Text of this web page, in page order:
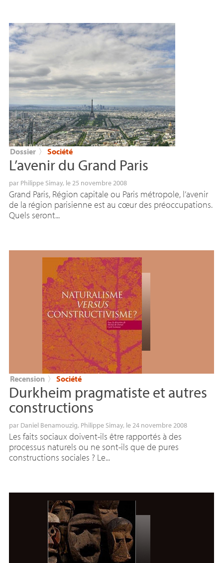
Dossier 〉 Société
L’avenir du Grand Paris
par Philippe Simay, le 25 novembre 2008
Grand Paris, Région capitale ou Paris métropole, l’avenir
de la région parisienne est au cœur des préoccupations.
Quels seront...
Recension 〉 Société
Durkheim pragmatiste et autres
constructions
par Daniel Benamouzig, Philippe Simay, le 24 novembre 2008
Les faits sociaux doivent-ils être rapportés à des
processus naturels ou ne sont-ils que de pures
constructions sociales ? Le...